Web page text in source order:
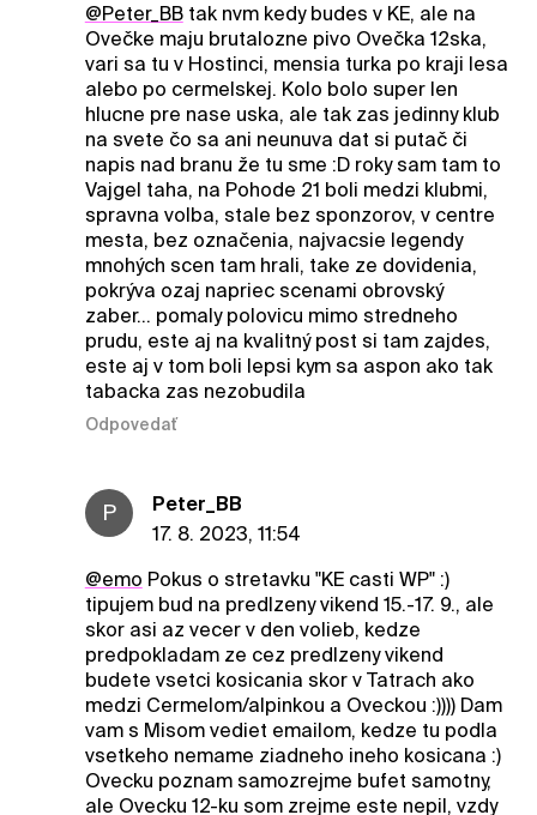
@Peter_BBtak nvm kedy budes v KE, ale na
Ovečke maju brutalozne pivo Ovečka 12ska,
vari sa tu v Hostinci, mensia turka po kraji lesa
alebo po cermelskej. Kolo bolo super len
hlucne pre nase uska, ale tak zas jedinny klub
na svete čo sa ani neunuva dat si putač či
napis nad branu že tu sme :D roky sam tam to
Vajgel taha, na Pohode 21 boli medzi klubmi,
spravna volba, stale bez sponzorov, v centre
mesta, bez označenia, najvacsie legendy
mnohých scen tam hrali, take ze dovidenia,
pokrýva ozaj napriec scenami obrovský
zaber... pomaly polovicu mimo stredneho
prudu, este aj na kvalitný post si tam zajdes,
este aj v tom boli lepsi kym sa aspon ako tak
tabacka zas nezobudila
Odpovedať
P
Peter_BB
17. 8. 2023, 11:54
@emo Pokus o stretavku "KE casti WP" :)
tipujem bud na predlzeny vikend 15.-17. 9., ale
skor asi az vecer v den volieb, kedze
predpokladam ze cez predlzeny vikend
budete vsetci kosicania skor v Tatrach ako
medzi Cermelom/alpinkou a Oveckou :)))) Dam
vam s Misom vediet emailom, kedze tu podla
vsetkeho nemame ziadneho ineho kosicana :)
Ovecku poznam samozrejme bufet samotny,
ale Ovecku 12-ku som zrejme este nepil, vzdy